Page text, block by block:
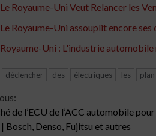
Le Royaume-Uni Veut Relancer les
Le Royaume-Uni assouplit encore
Royaume-Uni : L'industrie
déclencher des électriques les plan
de l’ECU de l’ACC automobile
Bosch, Denso, Fujitsu et autres